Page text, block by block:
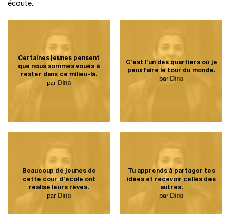
écoute.
Certaines jeunes pensent
que nous sommes voués à
rester dans ce milieu-là.
par Dina
C’est l’un des quartiers où je
peux faire le tour du monde.
par Dina
Beaucoup de jeunes de
cette cour d’école ont
réalisé leurs rêves.
par Dina
Tu apprends à partager tes
idées et recevoir celles des
autres.
par Dina